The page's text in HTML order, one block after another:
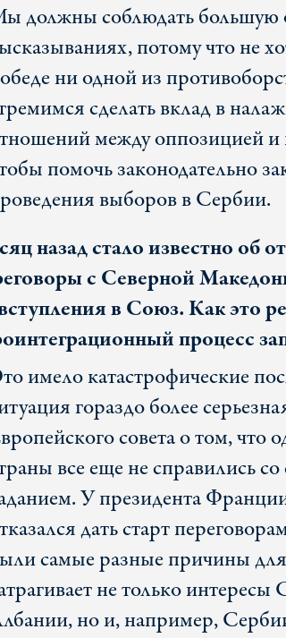
должны соблюдать большую
потому что не
ни одной из
сделать вклад в
между оппозицией
помочь законодательно
выборов в Сербии.
назад стало известно об
с Северной
в Союз. Как это
процесс
имело катастрофические
гораздо более
совета о том, что
все еще не справились
У президента
дать старт
самые разные причины
не только
но и, например,